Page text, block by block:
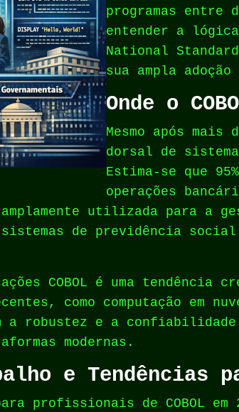
programas entre
entender a
National
sua ampla
Onde o
Mesmo após
dorsal de
Estima-se que
operações
utilizada para a
de previdência social
COBOL é uma tendência
como computação em
a robustez e a confiabilidade
modernas.
e Tendências
profissionais de COBOL